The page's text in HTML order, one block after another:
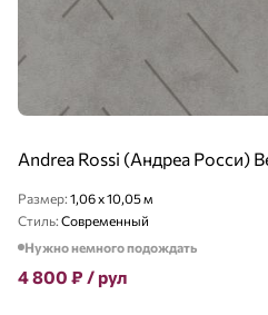
Andrea Rossi (Андреа Росси)
Размер: 1,06 x 10,05 м
Стиль: Современный
Нужно немного подождать
4 800 ₽ / рул